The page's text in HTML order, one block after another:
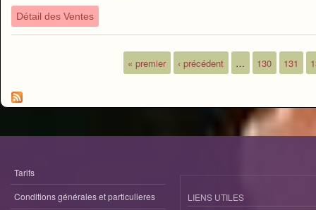
Détail des Ventes
« premier ‹ précédent … 130 131
Tarifs
Conditions générales et particulieres
LIENS UTILES